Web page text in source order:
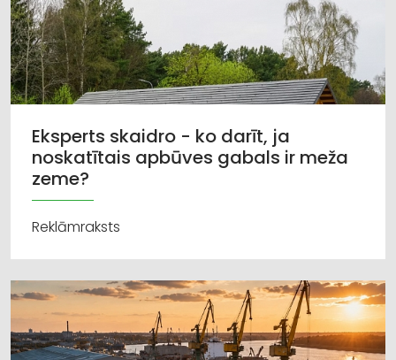
Eksperts skaidro - ko darīt, ja
noskatītais apbūves gabals ir meža
zeme?
Reklāmraksts